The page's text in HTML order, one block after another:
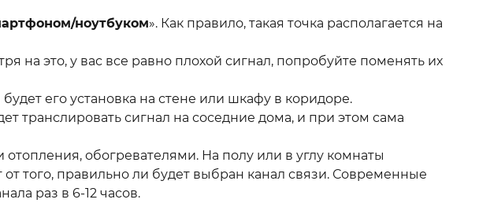
ноутбуком». Как правило, такая точка располагается на
на это, у вас все равно плохой сигнал, попробуйте поменять их
его установка на стене или шкафу в коридоре.
транслировать сигнал на соседние дома, и при этом сама
отопления, обогревателями. На полу или в углу комнаты
того, правильно ли будет выбран канал связи. Современные
раз в 6-12 часов.